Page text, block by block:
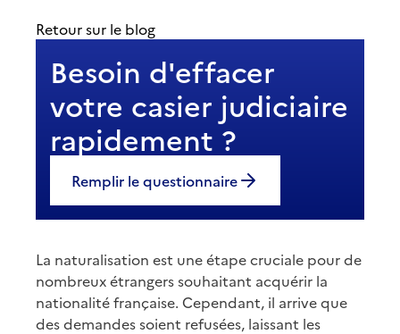
Retour sur le blog
Besoin d'effacer
votre casier judiciaire
rapidement ?
Remplir le questionnaire
La naturalisation est une étape cruciale pour de
nombreux étrangers souhaitant acquérir la
nationalité française. Cependant, il arrive que
des demandes soient refusées, laissant les